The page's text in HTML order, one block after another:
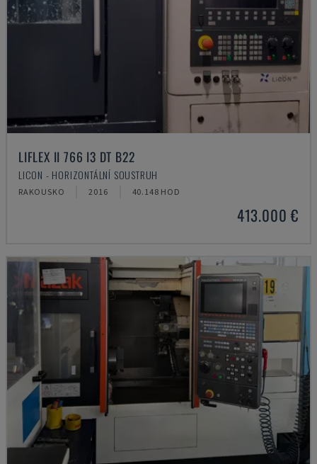
LIFLEX II 766 I3 DT B22
LICON - HORIZONTÁLNÍ SOUSTRUH
RAKOUSKO 2016 40.148 HOD
413.000 €